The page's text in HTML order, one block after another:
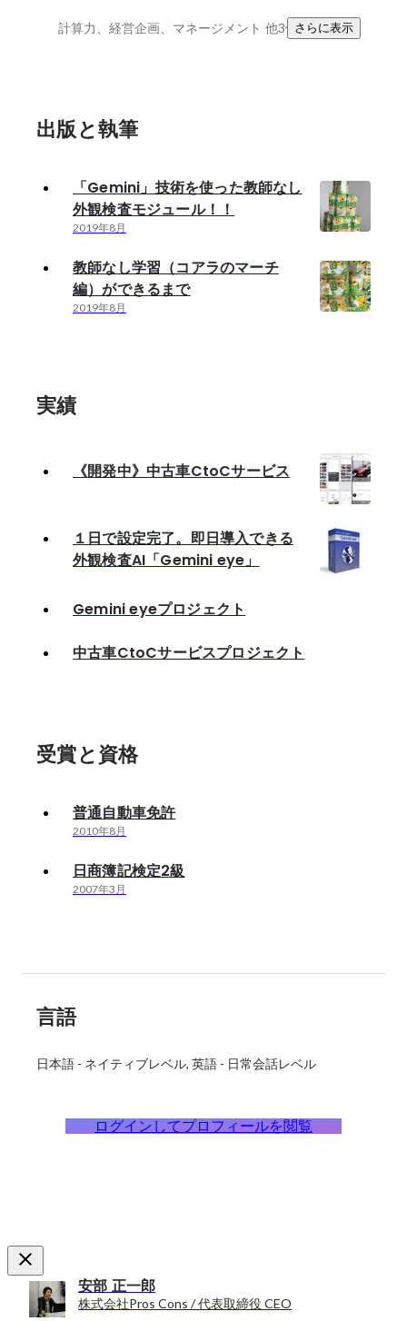
計算力、経営企画、マネージメント 他3件さらに表示
出版と執筆
「Gemini」技術を使った教師なし
外観検査モジュール！！
2019年8月
教師なし学習（コアラのマーチ
編）ができるまで
2019年8月
実績
《開発中》中古車CtoCサービス
１日で設定完了。即日導入できる
外観検査AI「Gemini eye」
Gemini eyeプロジェクト
中古車CtoCサービスプロジェクト
受賞と資格
普通自動車免許
2010年8月
日商簿記検定2級
2007年3月
言語
日本語 - ネイティブレベル 英語 - 日常会話レベル
ログインしてプロフィールを閲覧
安部 正一郎
株式会社Pros Cons / 代表取締役 CEO